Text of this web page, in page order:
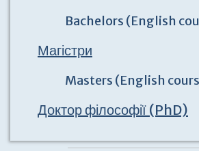
Bachelors (English
Магістри
Masters (English
Доктор філософії (PhD)